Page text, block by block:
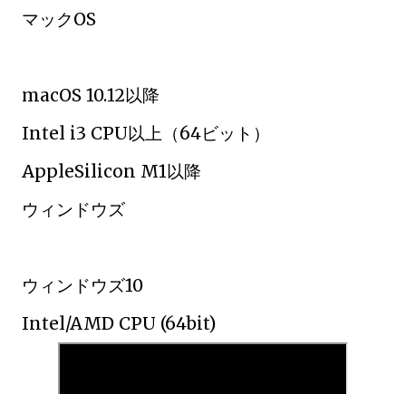
マックOS
macOS 10.12以降
Intel i3 CPU以上（64ビット）
AppleSilicon M1以降
ウィンドウズ
ウィンドウズ10
Intel/AMD CPU (64bit)